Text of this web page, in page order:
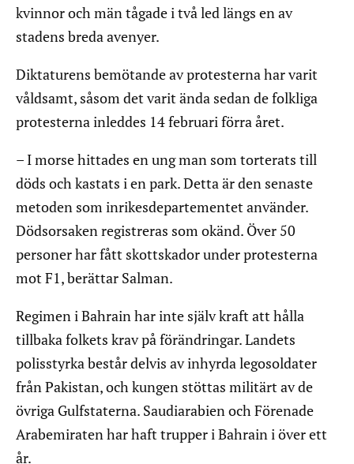
kvinnor och män tågade i två led längs en av
stadens breda avenyer.
Diktaturens bemötande av protesterna har varit
våldsamt, såsom det varit ända sedan de folkliga
protesterna inleddes 14 februari förra året.
– I morse hittades en ung man som torterats till
döds och kastats i en park. Detta är den senaste
metoden som inrikesdepartementet använder.
Dödsorsaken registreras som okänd. Över 50
personer har fått skottskador under protesterna
mot F1, berättar Salman.
Regimen i Bahrain har inte själv kraft att hålla
tillbaka folkets krav på förändringar. Landets
polisstyrka består delvis av inhyrda legosoldater
från Pakistan, och kungen stöttas militärt av de
övriga Gulfstaterna. Saudiarabien och Förenade
Arabemiraten har haft trupper i Bahrain i över ett
år.